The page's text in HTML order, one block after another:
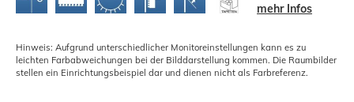
mehr Infos
Hinweis: Aufgrund unterschiedlicher Monitoreinstellungen kann es zu
leichten Farbabweichungen bei der Bilddarstellung kommen. Die Raumbilder
stellen ein Einrichtungsbeispiel dar und dienen nicht als Farbreferenz.